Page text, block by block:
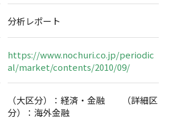
分析レポート
https://www.nochuri.co.jp/periodic
al/market/contents/2010/09/
（大区分）：経済・金融 （詳細区
分）：海外金融